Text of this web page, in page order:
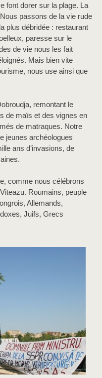
font dorer sur la plage. La
passons de la vie rude
plus débridée : restaurant
paresse sur le
de vie nous les fait
Mais bien vite
nous use ainsi que
remontant le
de maïs et des vignes en
de matraques. Notre
jeunes archéologues
ans d’invasions, de
comme nous célébrons
Roumains, peuple
Allemands,
Juifs, Grecs